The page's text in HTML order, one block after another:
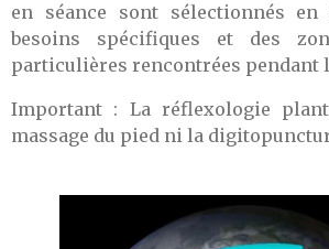
en séance sont sélectionnés
besoins spécifiques et des
particulières rencontrées pendant
Important : La réflexologie
massage du pied ni la